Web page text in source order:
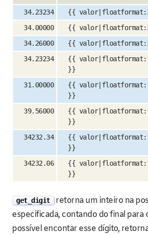
34.23234 {{
34.00000
{{
34.26000
{{
34.23234
{{
}}
31.00000
{{
}}
39.56000
{{
}}
34232.34
{{
}}
34232.06
{{
}}
get_digit retorna um inteiro na
especificada, contando do final para
possível encontar esse dígito,